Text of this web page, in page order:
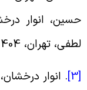
تهران، 1404ق.
. انوار درخشان، ج ‏17، ص